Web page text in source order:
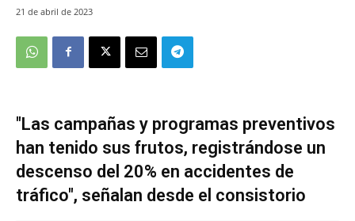
21 de abril de 2023
"Las campañas y programas preventivos
han tenido sus frutos, registrándose un
descenso del 20% en accidentes de
tráfico", señalan desde el consistorio